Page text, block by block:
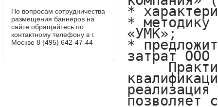
По вопросам сотрудничества
размещения баннеров на
сайте обращайтесь по
контактному телефону в г.
Москве 8 (495) 642-47-44